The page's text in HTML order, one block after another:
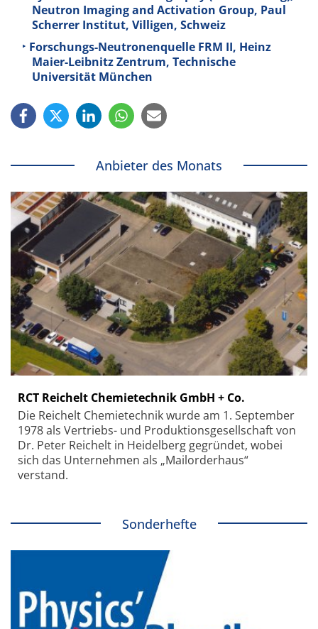
Neutron Imaging and Activation Group, Paul
Scherrer Institut, Villigen, Schweiz
Forschungs-Neutronenquelle FRM II, Heinz
Maier-Leibnitz Zentrum, Technische
Universität München
Anbieter des Monats
RCT Reichelt Chemietechnik GmbH + Co.
Die Reichelt Chemietechnik wurde am 1. September
1978 als Vertriebs- und Produktionsgesellschaft von
Dr. Peter Reichelt in Heidelberg gegründet, wobei
sich das Unternehmen als „Mailorderhaus“
verstand.
Sonderhefte